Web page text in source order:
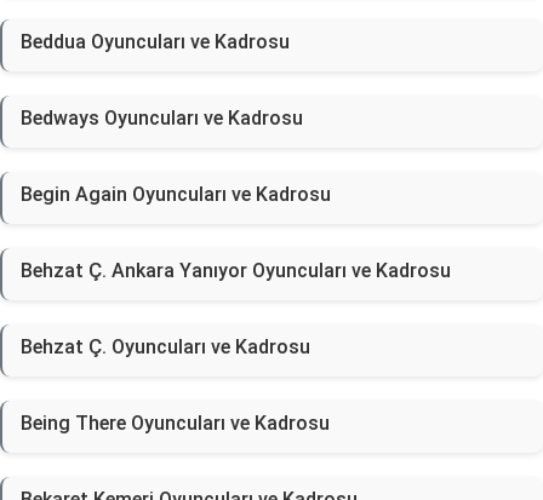
Beddua Oyuncuları ve Kadrosu
Bedways Oyuncuları ve Kadrosu
Begin Again Oyuncuları ve Kadrosu
Behzat Ç. Ankara Yanıyor Oyuncuları ve Kadrosu
Behzat Ç. Oyuncuları ve Kadrosu
Being There Oyuncuları ve Kadrosu